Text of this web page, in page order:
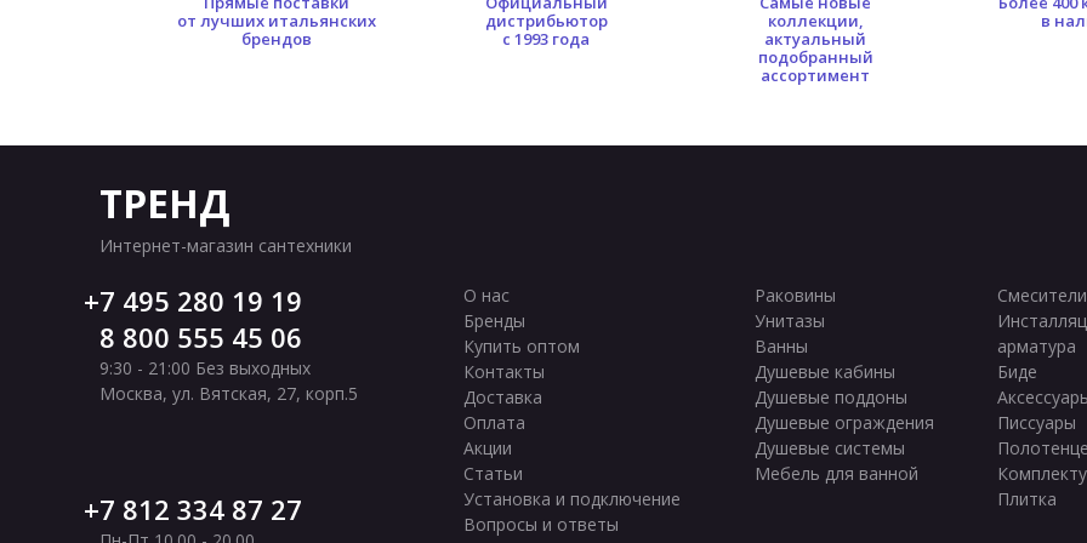
от лучших итальянских
брендов
дистрибьютор
с 1993 года
коллекции,
актуальный
подобранный
ассортимент
в
ТРЕНД
Интернет-магазин сантехники
7 495 280 19 19
8 800 555 45 06
9:30 - 21:00 Без выходных
Москва, ул. Вятская, 27, корп.5
7 812 334 87 27
О нас
Бренды
Купить оптом
Контакты
Доставка
Оплата
Акции
Статьи
Установка и подключение
Вопросы и ответы
Раковины
Унитазы
Ванны
Душевые кабины
Душевые поддоны
Душевые ограждения
Душевые системы
Мебель для ванной
Смесители
арматура
Биде
Писсуары
Плитка